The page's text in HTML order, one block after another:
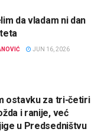
da vladam ni dan
JUN 16, 2026
ostavku za tri-četiri
i ranije, već
u Predsedništvu